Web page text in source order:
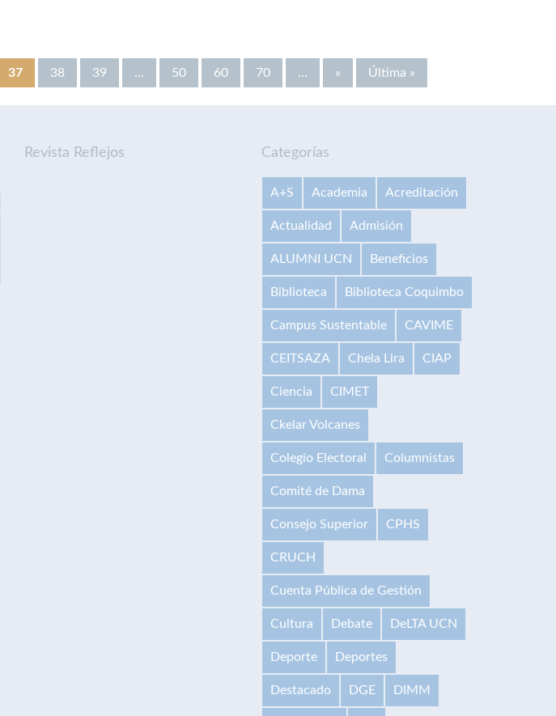
37 38 39 ... 50 60 70 ... » Última »
Revista Reflejos Categorías
A+S Academia Acreditación
Actualidad Admisión
ALUMNI UCN Beneficios
Biblioteca Biblioteca Coquimbo
Campus Sustentable CAVIME
CEITSAZA Chela Lira CIAP
Ciencia CIMET
Ckelar Volcanes
Colegio Electoral Columnistas
Comité de Dama
Consejo Superior CPHS
CRUCH
Cuenta Pública de Gestión
Cultura Debate DeLTA UCN
Deporte Deportes
Destacado DGE DIMM